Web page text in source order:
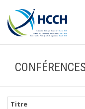
Titre